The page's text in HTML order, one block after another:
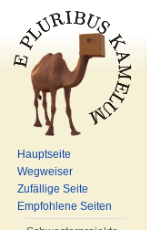
Hauptseite
Wegweiser
Zufällige Seite
Empfohlene Seiten